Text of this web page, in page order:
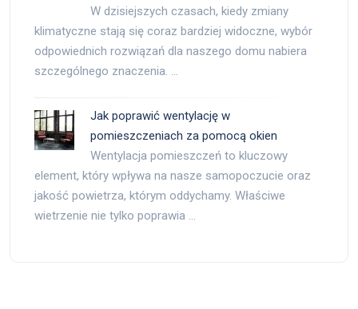
W dzisiejszych czasach, kiedy zmiany
klimatyczne stają się coraz bardziej widoczne, wybór
odpowiednich rozwiązań dla naszego domu nabiera
szczególnego znaczenia. …
Jak poprawić wentylację w
pomieszczeniach za pomocą okien
Wentylacja pomieszczeń to kluczowy
element, który wpływa na nasze samopoczucie oraz
jakość powietrza, którym oddychamy. Właściwe
wietrzenie nie tylko poprawia …